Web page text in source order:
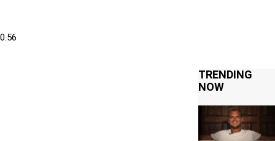
TRENDING
NOW